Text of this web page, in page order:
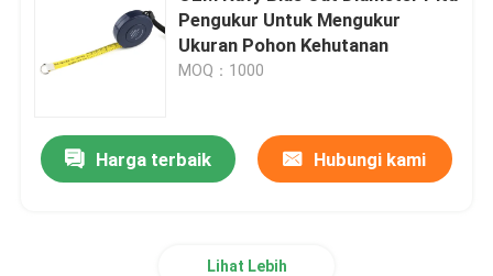
Pengukur Untuk Mengukur
Ukuran Pohon Kehutanan
MOQ：1000
Harga terbaik Hubungi kami
Lihat Lebih